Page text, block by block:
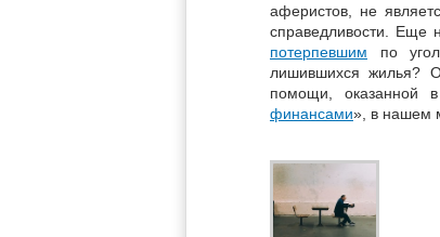
аферистов, не
справедливости. Еще
потерпевшим по
лишившихся жилья?
помощи, оказанной
финансами», в нашем